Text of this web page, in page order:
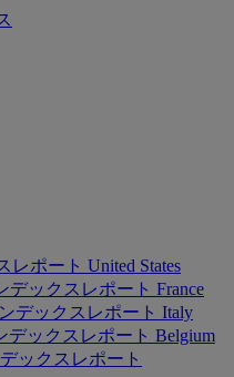
United States
France
Italy
Belgium